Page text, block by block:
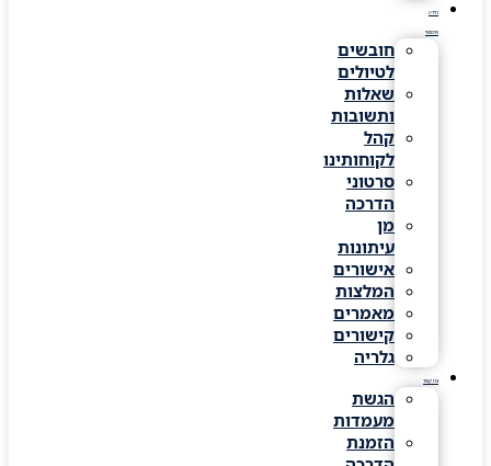
חובשים
לטיולים
שאלות
ותשובות
קהל
לקוחותינו
סרטוני
הדרכה
מן
עיתונות
אישורים
המלצות
מאמרים
קישורים
גלריה
הגשת
מעמדות
הזמנת